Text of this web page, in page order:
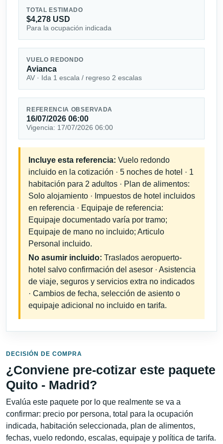
TOTAL ESTIMADO
$4,278 USD
Para la ocupación indicada
VUELO REDONDO
Avianca
AV · Ida 1 escala / regreso 2 escalas
REFERENCIA OBSERVADA
16/07/2026 06:00
Vigencia: 17/07/2026 06:00
Incluye esta referencia: Vuelo redondo
incluido en la cotización · 5 noches de hotel · 1
habitación para 2 adultos · Plan de alimentos:
Solo alojamiento · Impuestos de hotel incluidos
en referencia · Equipaje de referencia:
Equipaje documentado varía por tramo;
Equipaje de mano no incluido; Articulo
Personal incluido.
No asumir incluido: Traslados aeropuerto-
hotel salvo confirmación del asesor · Asistencia
de viaje, seguros y servicios extra no indicados
· Cambios de fecha, selección de asiento o
equipaje adicional no incluido en tarifa.
DECISIÓN DE COMPRA
¿Conviene pre-cotizar este paquete
Quito - Madrid?
Evalúa este paquete por lo que realmente se va a
confirmar: precio por persona, total para la ocupación
indicada, habitación seleccionada, plan de alimentos,
fechas, vuelo redondo, escalas, equipaje y política de tarifa.